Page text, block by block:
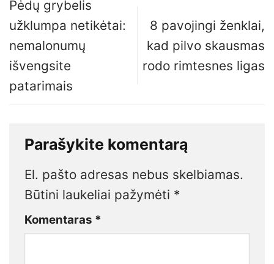
Pėdų grybelis
užklumpa netikėtai:
nemalonumų
išvengsite
patarimais
8 pavojingi ženklai,
kad pilvo skausmas
rodo rimtesnes ligas
Parašykite komentarą
El. pašto adresas nebus skelbiamas.
Būtini laukeliai pažymėti *
Komentaras *